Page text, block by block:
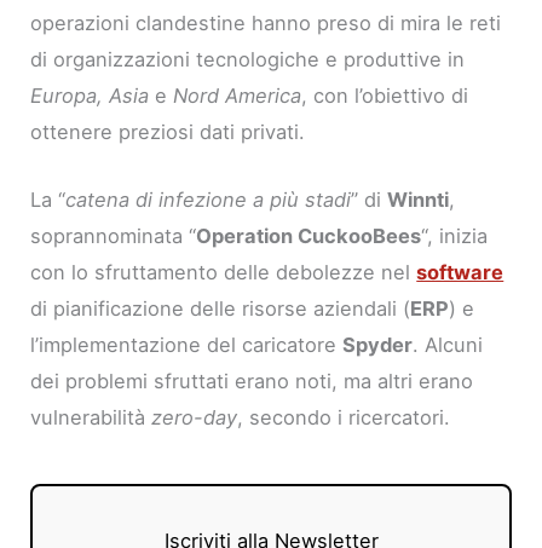
operazioni clandestine hanno preso di mira le reti
di organizzazioni tecnologiche e produttive in
Europa, Asia e Nord America, con l’obiettivo di
ottenere preziosi dati privati.
La “catena di infezione a più stadi” diWinnti,
soprannominata “Operation CuckooBees“, inizia
con lo sfruttamento delle debolezze nelsoftware
di pianificazione delle risorse aziendali (ERP) e
l’implementazione del caricatoreSpyder. Alcuni
dei problemi sfruttati erano noti, ma altri erano
vulnerabilitàzero-day, secondo i ricercatori.
Iscriviti alla Newsletter